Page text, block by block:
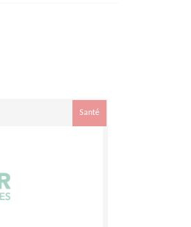
Santé